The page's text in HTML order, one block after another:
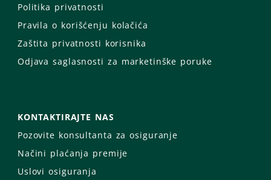
Politika privatnosti
Pravila o korišćenju kolačića
Zaštita privatnosti korisnika
Odjava saglasnosti za marketinške poruke
KONTAKTIRAJTE NAS
Pozovite konsultanta za osiguranje
Načini plaćanja premije
Uslovi osiguranja